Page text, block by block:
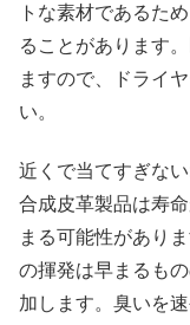
トな素材であるた
ることがあります
ますので、ドライ
い。
近くで当てすぎな
合成皮革製品は寿
まる可能性があり
の揮発は早まるも
加します。臭いを